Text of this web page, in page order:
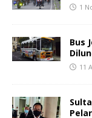
1
Bus
11